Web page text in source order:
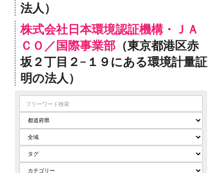
法人）
株式会社日本環境認証機構・ＪＡ
ＣＯ／国際事業部 （東京都港区赤
坂２丁目２−１９にある環境計量証
明の法人）